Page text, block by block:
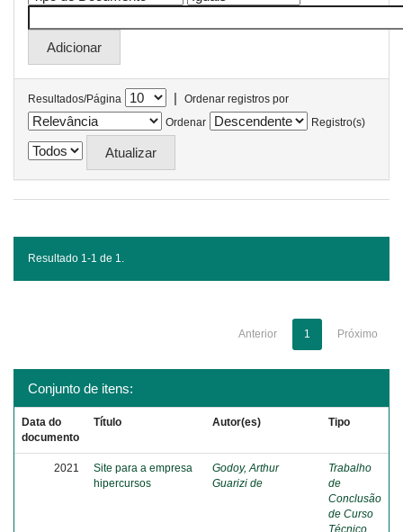
Resultados/Página |
Ordenar registros por
Ordenar
Registro(s)
Resultado 1-1 de 1.
Anterior 1 Próximo
Conjunto de itens:
Data do
documento
Título Autor(es) Tipo
2021
Site para a empresa
hipercursos
Godoy, Arthur
Guarizi de
Trabalho
de
Conclusão
de Curso
Técnico